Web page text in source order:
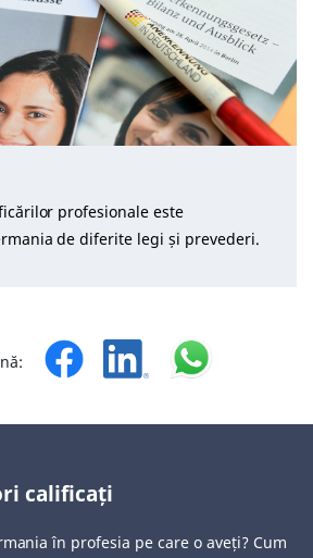
profesionale este
de diferite legi și prevederi.
calificați
în profesia pe care o aveți? Cum